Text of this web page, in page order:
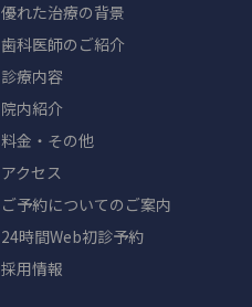
優れた治療の背景
歯科医師のご紹介
診療内容
院内紹介
料金・その他
アクセス
ご予約についてのご案内
24時間Web初診予約
採用情報